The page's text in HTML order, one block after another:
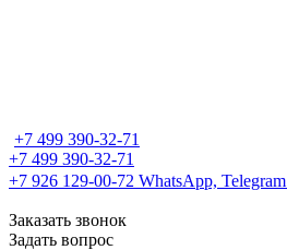
+7 499 390-32-71
+7 499 390-32-71
+7 926 129-00-72 WhatsApp, Telegram
Заказать звонок
Задать вопрос